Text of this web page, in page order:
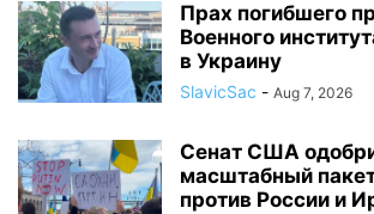
Прах погибшего
Военного
в Украину
SlavicSac - Aug 7, 2026
Сенат США
масштабный
против России и